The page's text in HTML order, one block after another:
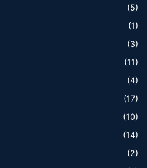
(5)
(1)
(3)
(11)
(4)
(17)
(10)
(14)
(2)